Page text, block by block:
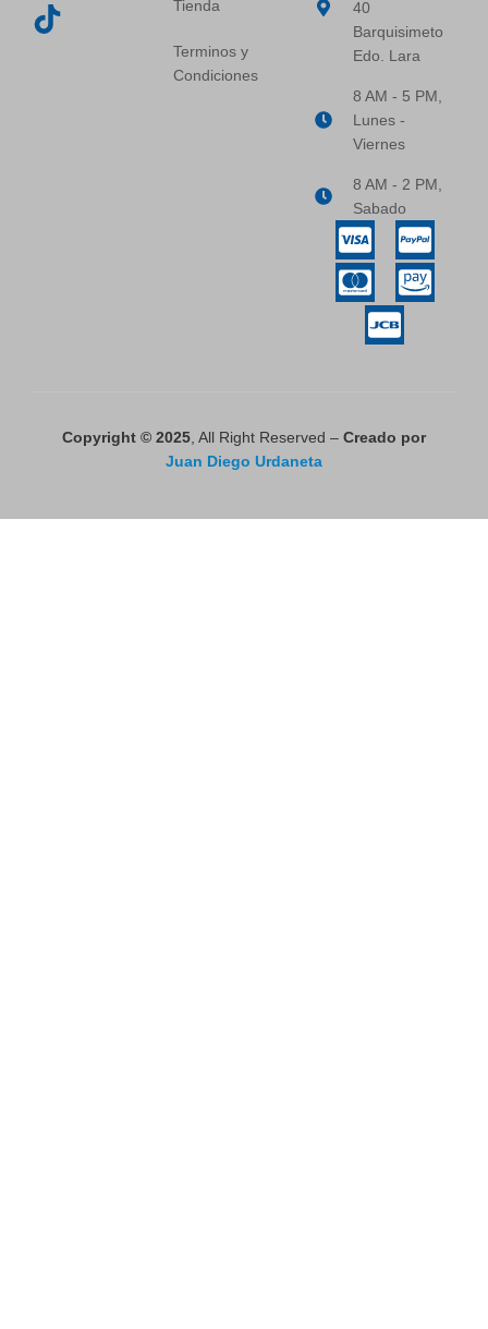
Tienda
Terminos y
Condiciones
40
Barquisimeto
Edo. Lara
8 AM - 5 PM,
Lunes -
Viernes
8 AM - 2 PM,
Sabado
Copyright © 2025 , All Right Reserved – Creado por
Juan Diego Urdaneta